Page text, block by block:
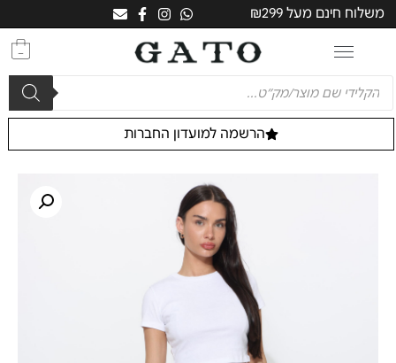
משלוח חינם מעל ₪299
0
הרשמה למועדון החברות